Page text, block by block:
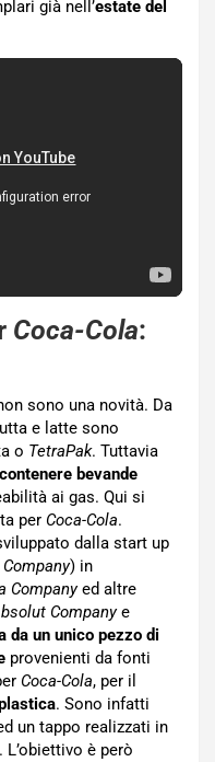
già nell’estate del
Coca-Cola:
sono una novità. Da
e latte sono
o TetraPak. Tuttavia
bevande
ai gas. Qui si
per Coca-Cola.
dalla start up
) in
Companyed altre
Companye
da un unico pezzo di
provenienti da fonti
Coca-Cola, per il
. Sono infatti
un tappo realizzati in
è però